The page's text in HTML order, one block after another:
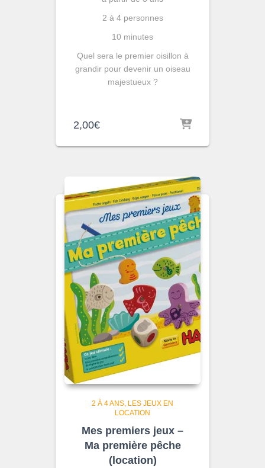
2 à 4 personnes
10 minutes
Quel sera le premier oisillon à
grandir pour devenir un oiseau
majestueux ?
2,00€
2 À 4 ANS LES JEUX EN
LOCATION
Mes premiers jeux –
Ma première pêche
(location)